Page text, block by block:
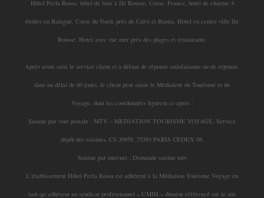
Hôtel Perla Rossa, hôtel de luxe à Ile Rousse, Corse, France, hotel de charme 4
étoiles en Balagne, Corse du Nord, près de Calvi et Bastia. Hotel en centre ville Ile
Rousse, Hotel avec vue mer près des plages et restaurants.
Après avoir saisi le service client et à défaut de réponse satisfaisante ou de réponse,
dans un délai de 60 jours, le client peut saisir le Médiateur du Tourisme et du
Voyage, dont les coordonnées figurent ci-après :
Saisine par voie postale : MTV – MEDIATION TOURISME VOYAGE, Service
dépôt des saisines, CS 30958, 75383 PARIS CEDEX 08.
Saisine par internet : Demande saisine mtv
L’établissement Hôtel Perla Rossa est adhérent à la Médiation Tourisme Voyage en
tant qu’adhérent au syndicat professionnel « UMIH » dûment référencé sur le site